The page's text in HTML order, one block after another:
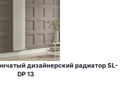
дизайнерский радиатор SL-
DP 13